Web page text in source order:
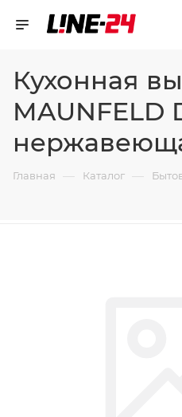
Кухонная
MAUNFELD
Главная — Каталог —